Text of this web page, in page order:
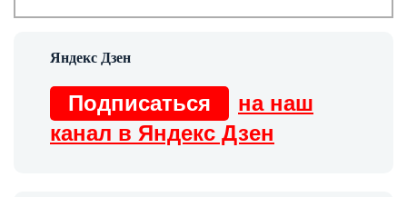
Подписаться
на наш
канал в Яндекс Дзен